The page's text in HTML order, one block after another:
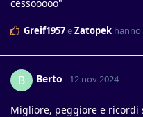
cessooooo"
Greif1957eZatopek hanno
B Berto 12 nov 2024
Migliore, peggiore e ricordi